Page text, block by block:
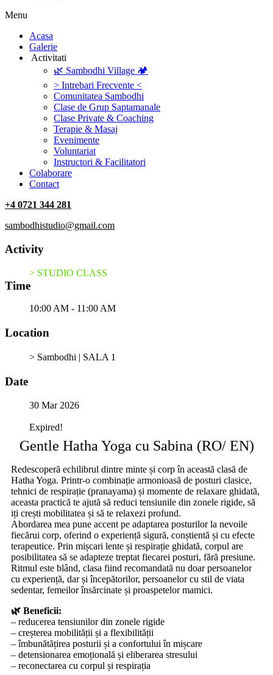
Menu
‎Acasa
Galerie
‎ ‎Activitati‎
🌿 Sambodhi Village 🏕️
> Intrebari Frecvente <
Comunitatea Sambodhi
Clase de Grup Saptamanale
Clase Private & Coaching
Terapie & Masaj
‎Evenimente
Voluntariat
‏‏‎Instructori & Facilitatori
Colaborare
Contact
+4 0721 344 281
sambodhistudio@gmail.com
Activity
> STUDIO CLASS
Time
10:00 AM - 11:00 AM
Location
> Sambodhi | SALA 1
Date
30 Mar 2026
Expired!
Gentle Hatha Yoga cu Sabina (RO/ EN)
Redescoperă echilibrul dintre minte și corp în această clasă de
Hatha Yoga. Printr-o combinație armonioasă de posturi clasice,
tehnici de respirație (pranayama) și momente de relaxare ghidată,
aceasta practică te ajută să reduci tensiunile din zonele rigide, să
iți crești mobilitatea și să te relaxezi profund.
Abordarea mea pune accent pe adaptarea posturilor la nevoile
fiecărui corp, oferind o experiență sigură, conștientă și cu efecte
terapeutice. Prin mișcari lente și respirație ghidată, corpul are
posibilitatea să se adapteze treptat fiecarei posturi, fără presiune.
Ritmul este blând, clasa fiind recomandată nu doar persoanelor
cu experiență, dar și începătorilor, persoanelor cu stil de viata
sedentar, femeilor însărcinate și proaspetelor mamici.
🌿 Beneficii:
– reducerea tensiunilor din zonele rigide
– creșterea mobilității și a flexibilității
– îmbunătățirea posturii și a confortului în mișcare
– detensionarea emoțională și eliberarea stresului
– reconectarea cu corpul și respirația